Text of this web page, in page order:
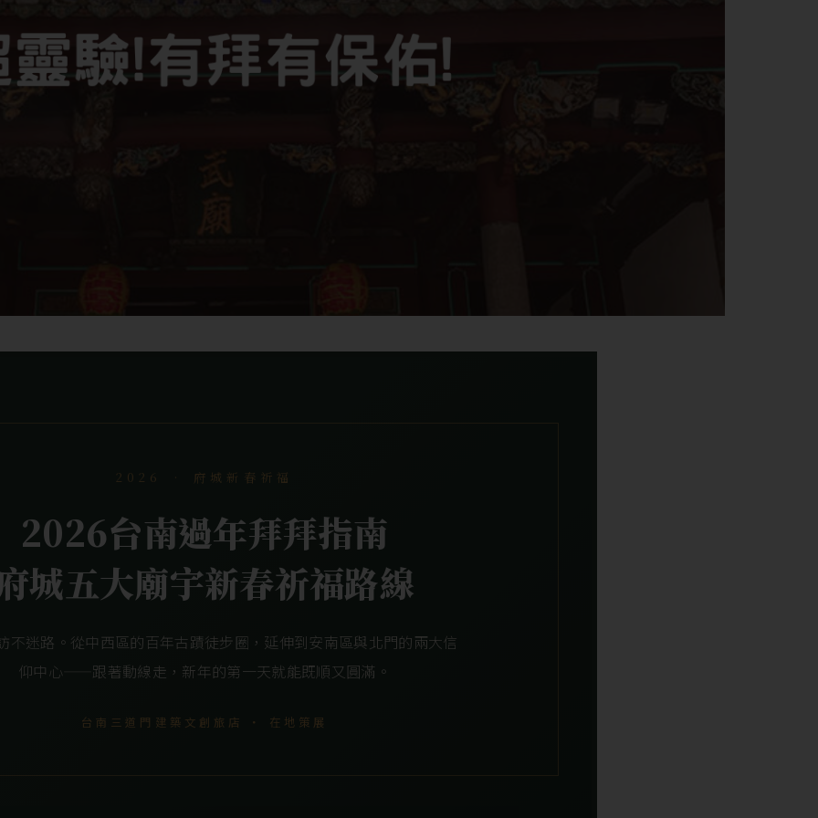
2026 ‧ 府城新春祈福
2026台南過年拜拜指南
城五大廟宇新春祈福路線
不迷路。從中西區的百年古蹟徒步圈，延伸到安南區與北門的兩大信
仰中心——跟著動線走，新年的第一天就能既順又圓滿。
台南三道門建築文創旅店 ‧ 在地策展